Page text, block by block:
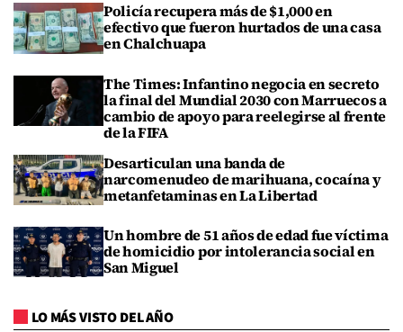
Policía recupera más de $1,000 en
efectivo que fueron hurtados de una casa
en Chalchuapa
The Times: Infantino negocia en secreto
la final del Mundial 2030 con Marruecos a
cambio de apoyo para reelegirse al frente
de la FIFA
Desarticulan una banda de
narcomenudeo de marihuana, cocaína y
metanfetaminas en La Libertad
Un hombre de 51 años de edad fue víctima
de homicidio por intolerancia social en
San Miguel
LO MÁS VISTO DEL AÑO